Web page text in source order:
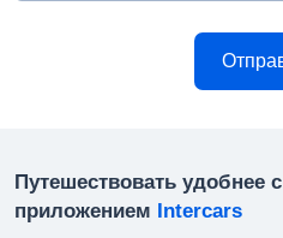
Путешествовать удобнее с
приложением Intercars